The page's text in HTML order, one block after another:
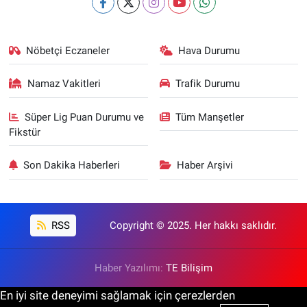
Nöbetçi Eczaneler Hava Durumu
Namaz Vakitleri Trafik Durumu
Süper Lig Puan Durumu ve
Fikstür
Tüm Manşetler
Son Dakika Haberleri Haber Arşivi
RSS Copyright © 2025. Her hakkı saklıdır.
Haber Yazılımı: TE Bilişim
En iyi site deneyimi sağlamak için çerezlerden